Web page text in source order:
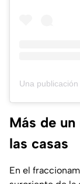
Más de
las casas
En el